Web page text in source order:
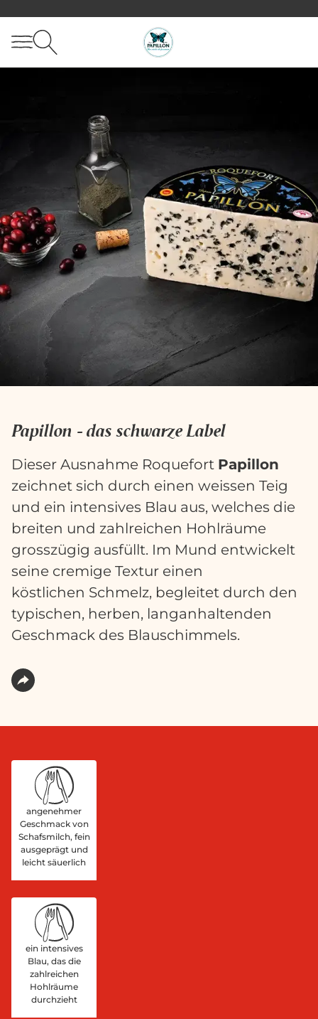
Papillon - das schwarze Label
Dieser Ausnahme Roquefort Papillon
zeichnet sich durch einen weissen Teig
und ein intensives Blau aus, welches die
breiten und zahlreichen Hohlräume
grosszügig ausfüllt. Im Mund entwickelt
seine cremige Textur einen
köstlichen Schmelz, begleitet durch den
typischen, herben, langanhaltenden
Geschmack des Blauschimmels.
angenehmer
Geschmack von
Schafsmilch, fein
ausgeprägt und
leicht säuerlich
ein intensives
Blau, das die
zahlreichen
Hohlräume
durchzieht